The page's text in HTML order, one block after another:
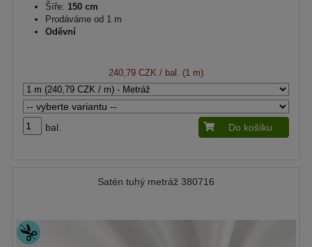
Šíře: 150 cm
Prodáváme od 1 m
Oděvní
240,79 CZK / bal. (1 m)
bal. Do košíku
Satén tuhý metráž 380716